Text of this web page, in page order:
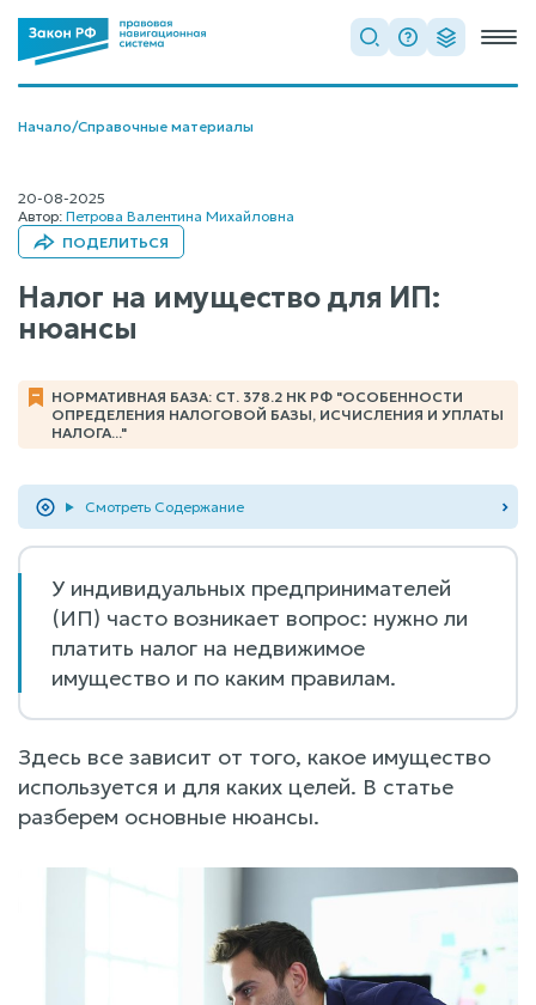
Начало/Справочные материалы
20-08-2025
Автор: Петрова Валентина Михайловна
ПОДЕЛИТЬСЯ
Налог на имущество для ИП:
нюансы
НОРМАТИВНАЯ БАЗА: СТ. 378.2 НК РФ "ОСОБЕННОСТИ
ОПРЕДЕЛЕНИЯ НАЛОГОВОЙ БАЗЫ, ИСЧИСЛЕНИЯ И УПЛАТЫ
НАЛОГА..."
Смотреть Содержание
У индивидуальных предпринимателей
(ИП) часто возникает вопрос: нужно ли
платить налог на недвижимое
имущество и по каким правилам.
Здесь все зависит от того, какое имущество
используется и для каких целей. В статье
разберем основные нюансы.